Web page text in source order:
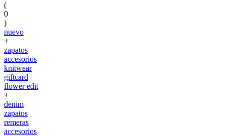
(
0
)
nuevo
+
zapatos
accesorios
knitwear
giftcard
flower edit
+
denim
zapatos
remeras
accesorios